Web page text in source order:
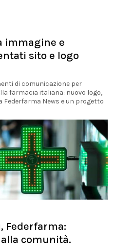
immagine e
sito e logo
di comunicazione per
farmacia italiana: nuovo logo,
News e un progetto
Federfarma:
comunità.